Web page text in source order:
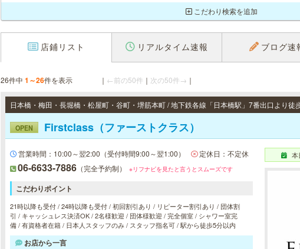
こだわり検索を追加
店鋪リスト リアルタイム速報 ブログ速
26件中 1～26件を表示 ｜ ←前の50件 ｜ 次の50件→ ｜
OPEN Firstclass（ファーストクラス）
営業時間：10:00～翌2:00（受付時間9:00～翌1:00） 定休日：不定休
06-6633-7886 （完全予約制） ※リフナビを見たと言うとスムーズです
こだわりポイント
21時以降も受付 / 24時以降も受付 / 初回割引あり / リピーター割引あり / 団体割
引 / キャッシュレス決済OK / 2名様歓迎 / 団体様歓迎 / 完全個室 / シャワー室完
備 / 有資格者在籍 / 日本人スタッフのみ / スタッフ指名可 / 駅から徒歩5分以内
お店から一言
本